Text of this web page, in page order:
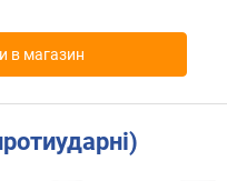
в магазин